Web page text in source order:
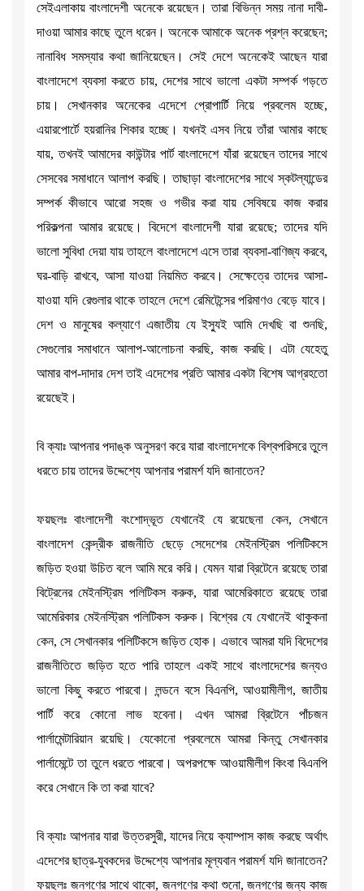
সেইএলাকায় বাংলাদেশী অনেকে রয়েছেন। তারা বিভিন্ন সময় নানা দাবী-
দাওয়া আমার কাছে তুলে ধরেন। অনেকে আমাকে অনেক প্রশ্ন করেছেন;
নানাবিধ সমস্যার কথা জানিয়েছেন। সেই দেশে অনেকেই আছেন যারা
বাংলাদেশে ব্যবসা করতে চায়, দেশের সাথে ভালো একটা সম্পর্ক গড়তে
চায়। সেখানকার অনেকের এদেশে প্রোপার্টি নিয়ে প্রবলেম হচ্ছে,
এয়ারপোর্টে হয়রানির শিকার হচ্ছে। যখনই এসব নিয়ে তাঁরা আমার কাছে
যায়, তখনই আমাদের কাউন্টার পার্ট বাংলাদেশে যাঁরা রয়েছেন তাদের সাথে
সেসবের সমাধানে আলাপ করছি। তাছাড়া বাংলাদেশের সাথে স্কটল্যান্ডের
সম্পর্ক কীভাবে আরো সহজ ও গভীর করা যায় সেবিষয়ে কাজ করার
পরিকল্পনা আমার রয়েছে। বিদেশে বাংলাদেশী যারা রয়েছে; তাদের যদি
ভালো সুবিধা দেয়া যায় তাহলে বাংলাদেশে এসে তারা ব্যবসা-বাণিজ্য করবে,
ঘর-বাড়ি রাখবে, আসা যাওয়া নিয়মিত করবে। সেক্ষেত্রে তাদের আসা-
যাওয়া যদি রেগুলার থাকে তাহলে দেশে রেমিটেন্সের পরিমাণও বেড়ে যাবে।
দেশ ও মানুষের কল্যাণে এজাতীয় যে ইস্যুই আমি দেখছি বা শুনছি,
সেগুলোর সমাধানে আলাপ-আলোচনা করছি, কাজ করছি। এটা যেহেতু
আমার বাপ-দাদার দেশ তাই এদেশের প্রতি আমার একটা বিশেষ আগ্রহতো
রয়েছেই।
বি ক্যাঃ আপনার পদাঙ্ক অনুসরণ করে যারা বাংলাদেশকে বিশ্বপরিসরে তুলে
ধরতে চায় তাদের উদ্দেশ্যে আপনার পরামর্শ যদি জানাতেন?
ফয়ছলঃ বাংলাদেশী বংশোদ্ভূত যেখানেই যে রয়েছেনা কেন, সেখানে
বাংলাদেশ কেন্দ্রীক রাজনীতি ছেড়ে সেদেশের মেইনস্ট্রিম পলিটিকসে
জড়িত হওয়া উচিত বলে আমি মরে করি। যেমন যারা ব্রিটেনে রয়েছে তারা
বিট্রেনের মেইনস্ট্রিম পলিটিকস করুক, যারা আমেরিকাতে রয়েছে তারা
আমেরিকার মেইনস্ট্রিম পলিটিকস করুক। বিশ্বের যে যেখানেই থাকুকনা
কেন, সে সেখানকার পলিটিকসে জড়িত হোক। এভাবে আমরা যদি বিদেশের
রাজনীতিতে জড়িত হতে পারি তাহলে একই সাথে বাংলাদেশের জন্যও
ভালো কিছু করতে পারবো। লন্ডনে বসে বিএনপি, আওয়ামীলীগ, জাতীয়
পার্টি করে কোনো লাভ হবেনা। এখন আমরা ব্রিটেনে পাঁচজন
পার্লামেন্টারিয়ান রয়েছি। যেকোনো প্রবলেমে আমরা কিন্তু সেখানকার
পার্লামেন্টে তা তুলে ধরতে পারবো। অপরপক্ষে আওয়ামীলীগ কিংবা বিএনপি
করে সেখানে কি তা করা যাবে?
বি ক্যাঃ আপনার যারা উত্তরসুরী, যাদের নিয়ে ক্যাম্পাস কাজ করছে অর্থাৎ
এদেশের ছাত্র-যুবকদের উদ্দেশ্যে আপনার মূল্যবান পরামর্শ যদি জানাতেন?
ফয়ছলঃ জনগণের সাথে থাকো, জনগণের কথা শুনো, জনগণের জন্য কাজ